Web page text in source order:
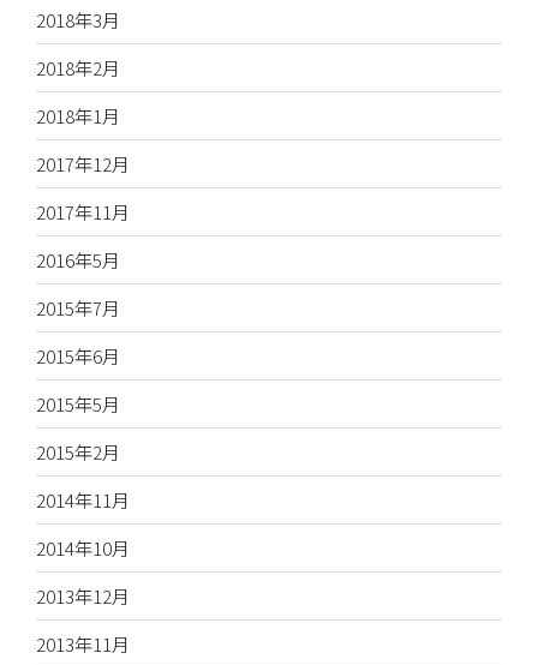
2018年3月
2018年2月
2018年1月
2017年12月
2017年11月
2016年5月
2015年7月
2015年6月
2015年5月
2015年2月
2014年11月
2014年10月
2013年12月
2013年11月